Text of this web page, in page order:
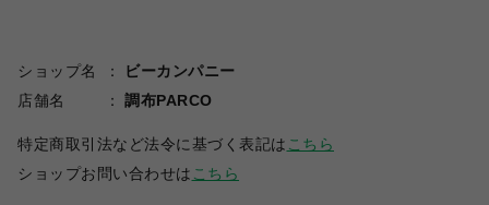
ショップ名
ビーカンパニー
店舗名
調布PARCO
特定商取引法など法令に基づく表記は こちら
ショップお問い合わせは こちら